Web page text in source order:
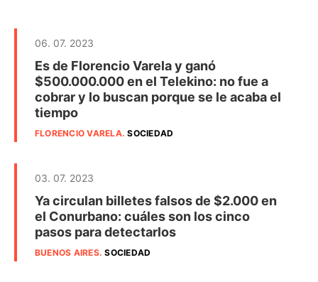
06. 07. 2023
Es de Florencio Varela y ganó
$500.000.000 en el Telekino: no fue a
cobrar y lo buscan porque se le acaba el
tiempo
FLORENCIO VARELA.SOCIEDAD
03. 07. 2023
Ya circulan billetes falsos de $2.000 en
el Conurbano: cuáles son los cinco
pasos para detectarlos
BUENOS AIRES.SOCIEDAD